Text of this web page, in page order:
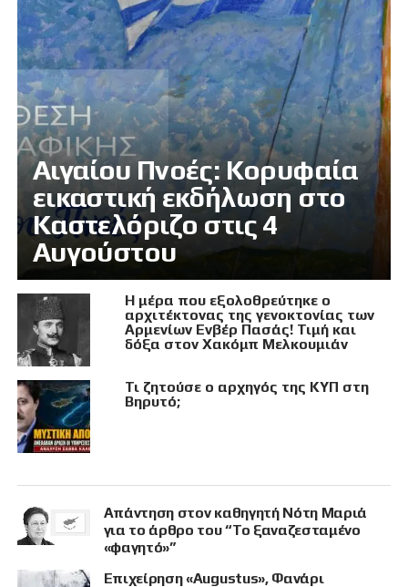
Αιγαίου Πνοές: Κορυφαία
εικαστική εκδήλωση στο
Καστελόριζο στις 4
Αυγούστου
Η μέρα που εξολοθρεύτηκε ο
αρχιτέκτονας της γενοκτονίας των
Αρμενίων Ενβέρ Πασάς! Τιμή και
δόξα στον Χακόμπ Μελκουμιάν
Τι ζητούσε ο αρχηγός της ΚΥΠ στη
Βηρυτό;
Απάντηση στον καθηγητή Νότη Μαριά
για το άρθρο του “Το ξαναζεσταμένο
«φαγητό»”
Επιχείρηση «Augustus», Φανάρι